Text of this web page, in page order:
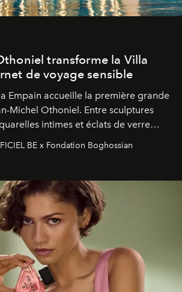
transforme la Villa
de voyage sensible
Empain accueille la première grande
Michel Othoniel. Entre sculptures
intimes et éclats de verre
compose un itinéraire
œuvre devient le souvenir
BE x Fondation Boghossian